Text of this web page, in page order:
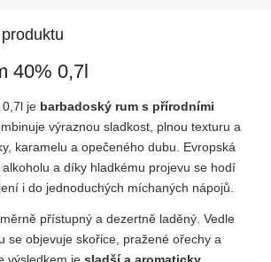
40% 0,7l
0,7l je barbadoský rum s přírodními
výraznou sladkost, plnou texturu a
karamelu a opečeného dubu. Evropská
a díky hladkému projevu se hodí
i do jednoduchých míchaných nápojů.
přístupný a dezertně laděný. Vedle
se objevuje skořice, pražené ořechy a
výsledkem je sladší a aromaticky